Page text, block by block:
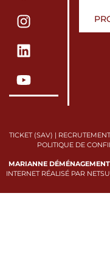
TICKET (SAV) | RECRUTEMENT
POLITIQUE DE
MARIANNE
INTERNET RÉALISÉ PAR